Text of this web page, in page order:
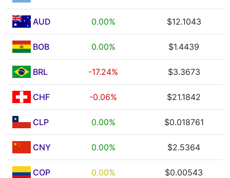
AUD 0.00% $12.1043
BOB 0.00% $1.4439
BRL -17.24% $3.3673
CHF -0.06% $21.1842
CLP 0.00% $0.018761
CNY 0.00% $2.5364
COP 0.00% $0.00543